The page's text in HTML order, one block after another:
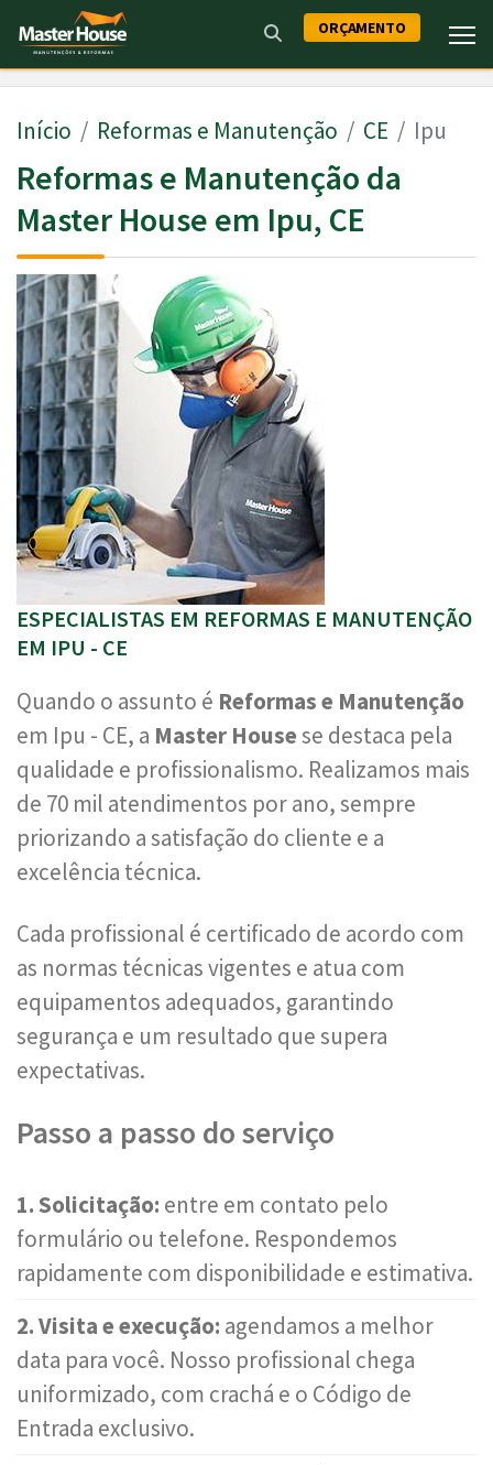
ORÇAMENTO
Início Reformas e Manutenção CE Ipu
Reformas e Manutenção da
Master House em Ipu, CE
ESPECIALISTAS EM REFORMAS E MANUTENÇÃO
EM IPU - CE
Quando o assunto é Reformas e Manutenção
em Ipu - CE, a Master Housese destaca pela
qualidade e profissionalismo. Realizamos mais
de 70 mil atendimentos por ano, sempre
priorizando a satisfação do cliente e a
excelência técnica.
Cada profissional é certificado de acordo com
as normas técnicas vigentes e atua com
equipamentos adequados, garantindo
segurança e um resultado que supera
expectativas.
Passo a passo do serviço
1. Solicitação: entre em contato pelo
formulário ou telefone. Respondemos
rapidamente com disponibilidade e estimativa.
2. Visita e execução: agendamos a melhor
data para você. Nosso profissional chega
uniformizado, com crachá e o Código de
Entrada exclusivo.